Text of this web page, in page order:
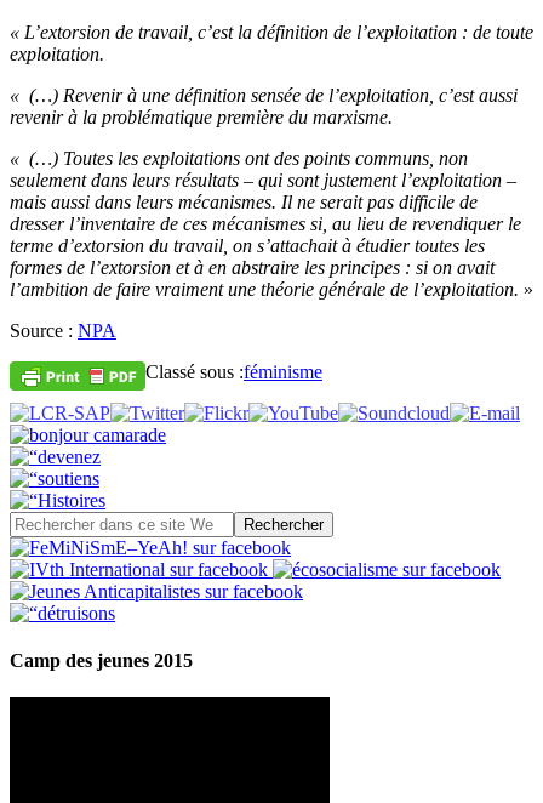
« L’extorsion de travail, c’est la définition de l’exploitation : de toute
exploitation.
« (…) Revenir à une définition sensée de l’exploitation, c’est aussi
revenir à la problématique première du marxisme.
« (…) Toutes les exploitations ont des points communs, non
seulement dans leurs résultats – qui sont justement l’exploitation –
mais aussi dans leurs mécanismes. Il ne serait pas difficile de
dresser l’inventaire de ces mécanismes si, au lieu de revendiquer le
terme d’extorsion du travail, on s’attachait à étudier toutes les
formes de l’extorsion et à en abstraire les principes : si on avait
l’ambition de faire vraiment une théorie générale de l’exploitation. »
Source : NPA
Classé sous :féminisme
Camp des jeunes 2015